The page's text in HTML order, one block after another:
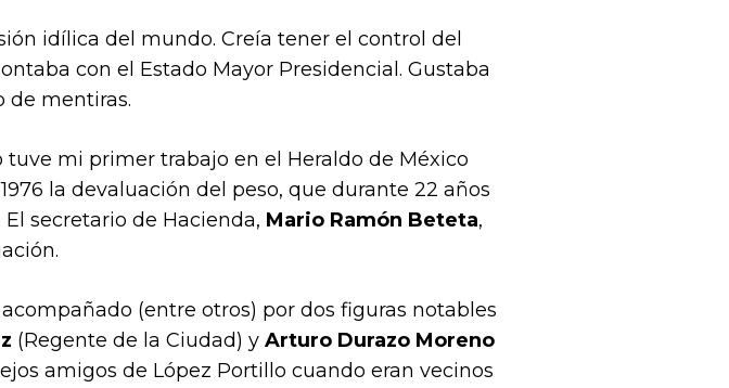
idílica del mundo. Creía tener el control del
con el Estado Mayor Presidencial. Gustaba
de mentiras.
mi primer trabajo en el Heraldo de México
la devaluación del peso, que durante 22 años
secretario de Hacienda, Mario Ramón Beteta,
acompañado (entre otros) por dos figuras notables
(Regente de la Ciudad) y Arturo Durazo Moreno
amigos de López Portillo cuando eran vecinos